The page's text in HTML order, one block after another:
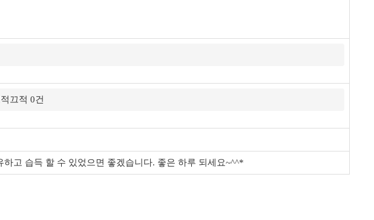
끄적 0건
고 습득 할 수 있었으면 좋겠습니다. 좋은 하루 되세요~^^*